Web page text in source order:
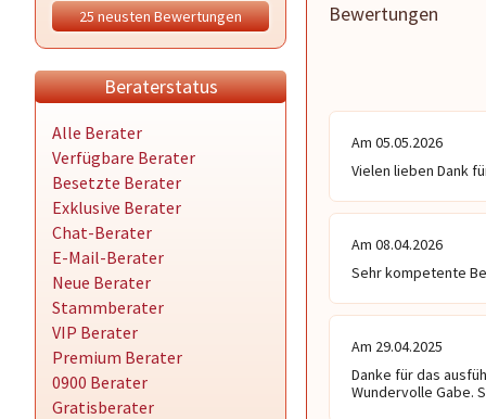
mittlerweile Freundschaft hdl 😘
25 neusten Bewertungen
Beraterstatus
Alle Berater
Verfügbare Berater
Besetzte Berater
Exklusive Berater
Chat-Berater
E-Mail-Berater
Neue Berater
Stammberater
VIP Berater
Premium Berater
0900 Berater
Gratisberater
Bewertungen
Am 05.05.2026
Vielen lieben Dank
Am 08.04.2026
Sehr kompetente
Am 29.04.2025
Danke für das
Wundervolle Gabe.